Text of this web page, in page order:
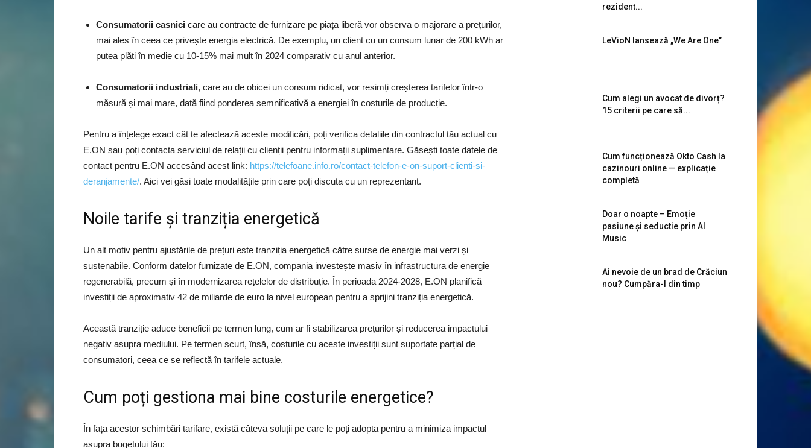
Consumatorii casnici care au contracte de furnizare pe piața liberă vor observa o majorare a prețurilor,
mai ales în ceea ce privește energia electrică. De exemplu, un client cu un consum lunar de 200 kWh ar
putea plăti în medie cu 10-15% mai mult în 2024 comparativ cu anul anterior.
Consumatorii industriali, care au de obicei un consum ridicat, vor resimți creșterea tarifelor într-o
măsură și mai mare, dată fiind ponderea semnificativă a energiei în costurile de producție.
Pentru a înțelege exact cât te afectează aceste modificări, poți verifica detaliile din contractul tău actual cu
E.ON sau poți contacta serviciul de relații cu clienții pentru informații suplimentare. Găsești toate datele de
contact pentru E.ON accesând acest link: https://telefoane.info.ro/contact-telefon-e-on-suport-clienti-si-
deranjamente/. Aici vei găsi toate modalitățile prin care poți discuta cu un reprezentant.
Noile tarife și tranziția energetică
Un alt motiv pentru ajustările de prețuri este tranziția energetică către surse de energie mai verzi și
sustenabile. Conform datelor furnizate de E.ON, compania investește masiv în infrastructura de energie
regenerabilă, precum și în modernizarea rețelelor de distribuție. În perioada 2024-2028, E.ON planifică
investiții de aproximativ 42 de miliarde de euro la nivel european pentru a sprijini tranziția energetică​.
Această tranziție aduce beneficii pe termen lung, cum ar fi stabilizarea prețurilor și reducerea impactului
negativ asupra mediului. Pe termen scurt, însă, costurile cu aceste investiții sunt suportate parțial de
consumatori, ceea ce se reflectă în tarifele actuale.
Cum poți gestiona mai bine costurile energetice?
În fața acestor schimbări tarifare, există câteva soluții pe care le poți adopta pentru a minimiza impactul
asupra bugetului tău:
rezident...
LeVioN lansează „We Are One”
Cum alegi un avocat de divorț?
15 criterii pe care să...
Cum funcționează Okto Cash la
cazinouri online — explicație
completă
Doar o noapte – Emoție
pasiune și seductie prin AI
Music
Ai nevoie de un brad de Crăciun
nou? Cumpăra-l din timp